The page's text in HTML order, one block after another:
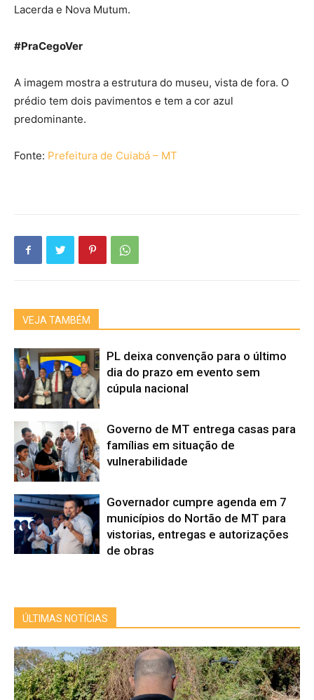
Lacerda e Nova Mutum.
#PraCegoVer
A imagem mostra a estrutura do museu, vista de fora. O
prédio tem dois pavimentos e tem a cor azul
predominante.
Fonte: Prefeitura de Cuiabá – MT
VEJA TAMBÉM
PL deixa convenção para o último
dia do prazo em evento sem
cúpula nacional
Governo de MT entrega casas para
famílias em situação de
vulnerabilidade
Governador cumpre agenda em 7
municípios do Nortão de MT para
vistorias, entregas e autorizações
de obras
ÚLTIMAS NOTÍCIAS